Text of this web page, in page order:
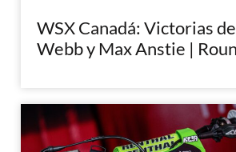
WSX Canadá: Victorias
Webb y Max Anstie |